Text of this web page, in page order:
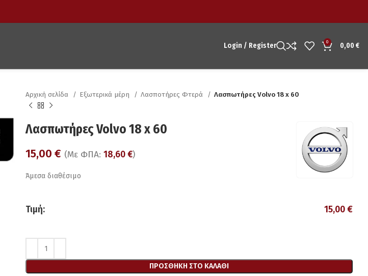
Login / Register 0 0,00 €
Αρχική σελίδα Εξωτερικά μέρη Λασποτήρες Φτερά Λασπωτήρες Volvo 18 x 60
Λασπωτήρες Volvo 18 x 60
15,00 € (Με ΦΠΑ: 18,60€)
Άμεσα διαθέσιμο
Τιμή: 15,00€
ΠΡΟΣΘΉΚΗ ΣΤΟ ΚΑΛΆΘΙ